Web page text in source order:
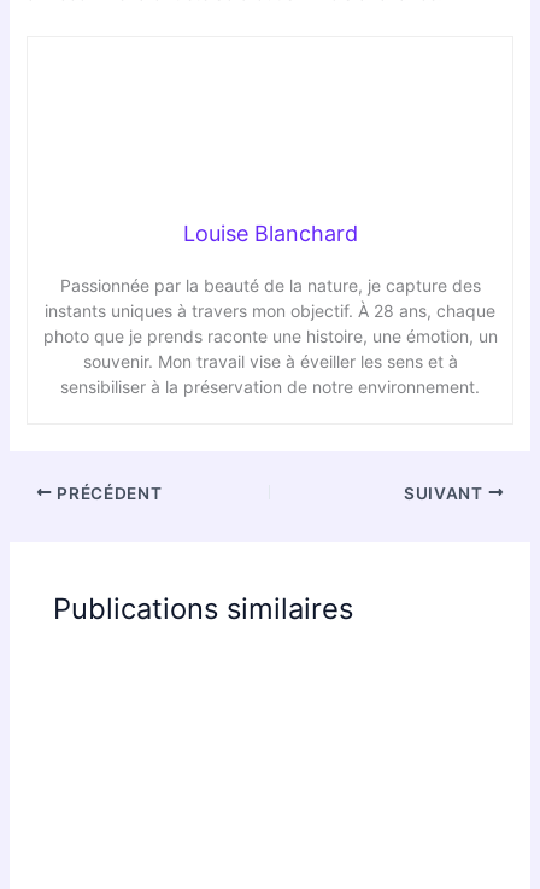
Louise Blanchard
Passionnée par la beauté de la nature, je capture des
instants uniques à travers mon objectif. À 28 ans, chaque
photo que je prends raconte une histoire, une émotion, un
souvenir. Mon travail vise à éveiller les sens et à
sensibiliser à la préservation de notre environnement.
PRÉCÉDENT SUIVANT
Publications similaires